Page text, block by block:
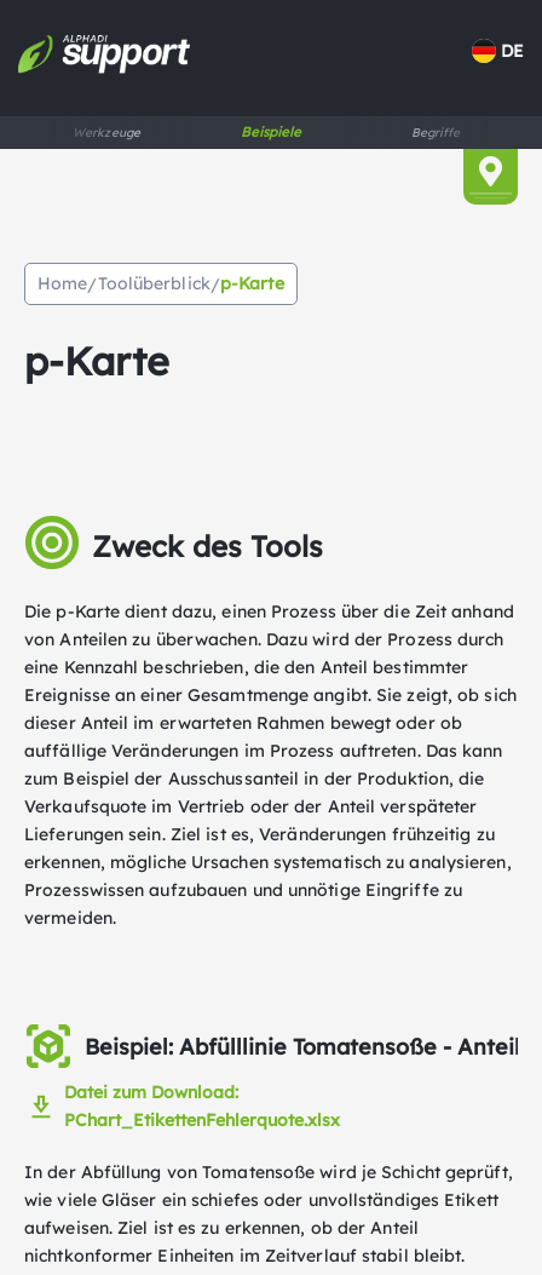
DE
Werkzeuge Beispiele Begriffe
Home/Toolüberblick/p-Karte
p-Karte
Zweck des Tools
Die p-Karte dient dazu, einen Prozess über die Zeit anhand
von Anteilen zu überwachen. Dazu wird der Prozess durch
eine Kennzahl beschrieben, die den Anteil bestimmter
Ereignisse an einer Gesamtmenge angibt. Sie zeigt, ob sich
dieser Anteil im erwarteten Rahmen bewegt oder ob
auffällige Veränderungen im Prozess auftreten. Das kann
zum Beispiel der Ausschussanteil in der Produktion, die
Verkaufsquote im Vertrieb oder der Anteil verspäteter
Lieferungen sein. Ziel ist es, Veränderungen frühzeitig zu
erkennen, mögliche Ursachen systematisch zu analysieren,
Prozesswissen aufzubauen und unnötige Eingriffe zu
vermeiden.
Beispiel: Abfülllinie Tomatensoße - Anteil
Datei zum Download:
PChart_EtikettenFehlerquote.xlsx
In der Abfüllung von Tomatensoße wird je Schicht geprüft,
wie viele Gläser ein schiefes oder unvollständiges Etikett
aufweisen. Ziel ist es zu erkennen, ob der Anteil
nichtkonformer Einheiten im Zeitverlauf stabil bleibt.